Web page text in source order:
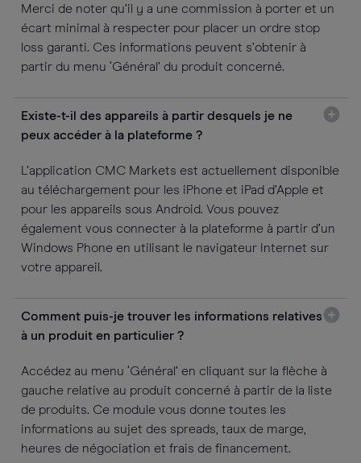
Merci de noter qu’il y a une commission à porter et un
écart minimal à respecter pour placer un ordre stop
loss garanti. Ces informations peuvent s’obtenir à
partir du menu ‘Général’ du produit concerné.
Existe-t-il des appareils à partir desquels je ne
peux accéder à la plateforme ?
L’application CMC Markets est actuellement disponible
au téléchargement pour les iPhone et iPad d’Apple et
pour les appareils sous Android. Vous pouvez
également vous connecter à la plateforme à partir d’un
Windows Phone en utilisant le navigateur Internet sur
votre appareil.
Comment puis-je trouver les informations relatives
à un produit en particulier ?
Accédez au menu ‘Général’ en cliquant sur la flèche à
gauche relative au produit concerné à partir de la liste
de produits. Ce module vous donne toutes les
informations au sujet des spreads, taux de marge,
heures de négociation et frais de financement.